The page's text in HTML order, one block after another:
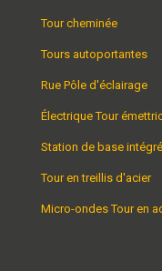
Tour cheminée
Tours autoportantes
Rue Pôle d'éclairage
Électrique Tour
Station de base
Tour en treillis d'acier
Micro-ondes Tour en